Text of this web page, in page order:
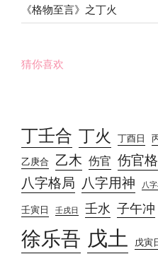
《格物至言》之丁火
猜你喜欢
丁壬合 丁火 丁酉日
乙庚合 乙木 伤官 伤官格
八字格局 八字用神 八
壬寅日 壬戌日 壬水 子午冲
徐乐吾 戊土 戊寅